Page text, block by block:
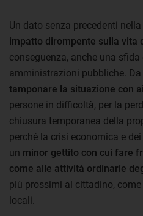
Un dato senza precedenti
impatto dirompente sulla vita
conseguenza, anche una sfida
amministrazioni pubbliche. Da
tamponare la situazione con
persone in difficoltà, per la
chiusura temporanea della
perché la crisi economica e
un minor gettito con cui fare
come alle attività ordinarie
più prossimi al cittadino,
locali.